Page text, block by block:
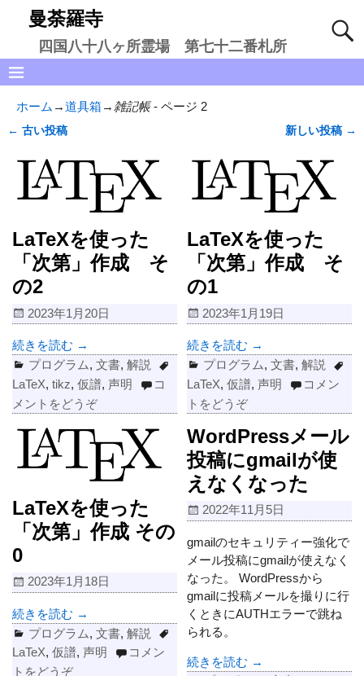
曼荼羅寺
四国八十八ヶ所霊場 第七十二番札所
ホーム →道具箱 → 雑記帳- ページ 2
← 古い投稿 新しい投稿 →
LaTeXを使った
「次第」作成 そ
の2
2023年1月20日
続きを読む →
プログラム, 文書, 解説
LaTeX,tikz,仮譜,声明
コ
メントをどうぞ
LaTeXを使った
「次第」作成 そ
の1
2023年1月19日
続きを読む →
プログラム, 文書, 解説
LaTeX,仮譜,声明
コメン
トをどうぞ
LaTeXを使った
「次第」作成 その
0
2023年1月18日
続きを読む →
プログラム, 文書, 解説
LaTeX,仮譜,声明
コメン
トをどうぞ
WordPressメール
投稿にgmailが使
えなくなった
2022年11月5日
gmailのセキュリティー強化で
メール投稿にgmailが使えなく
なった。 WordPressから
gmailに投稿メールを撮りに行
くときにAUTHエラーで跳ね
られる。
続きを読む →